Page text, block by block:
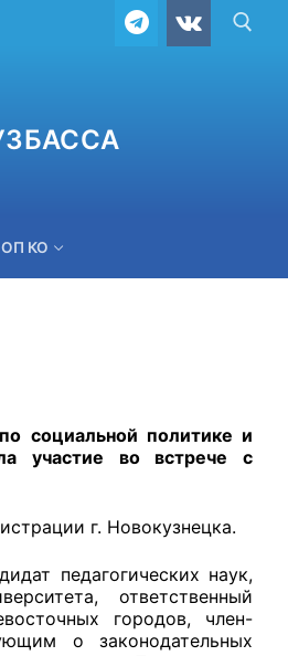
КО
социальной политике и
участие во встрече с
г. Новокузнецка.
педагогических наук,
ответственный
городов, член-
о законодательных